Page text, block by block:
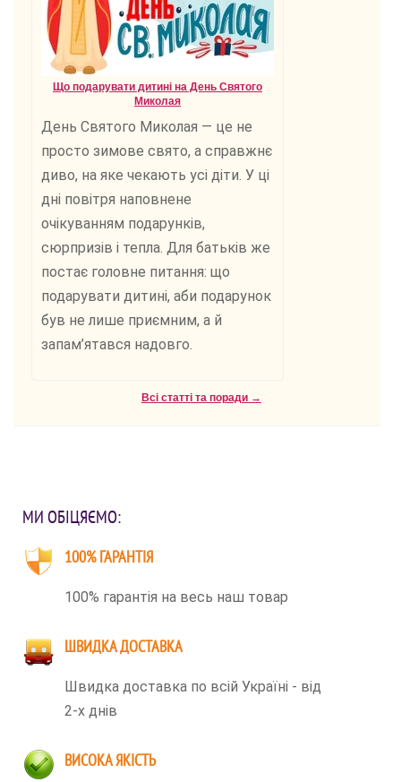
Що подарувати дитині на День Святого
Миколая
День Святого Миколая — це не
просто зимове свято, а справжнє
диво, на яке чекають усі діти. У ці
дні повітря наповнене
очікуванням подарунків,
сюрпризів і тепла. Для батьків же
постає головне питання: що
подарувати дитині, аби подарунок
був не лише приємним, а й
запам’ятався надовго.
Всі статті та поради →
МИ ОБІЦЯЄМО:
100% ГАРАНТІЯ
100% гарантія на весь наш товар
ШВИДКА ДОСТАВКА
Швидка доставка по всій Україні - від
2-х днів
ВИСОКА ЯКІСТЬ